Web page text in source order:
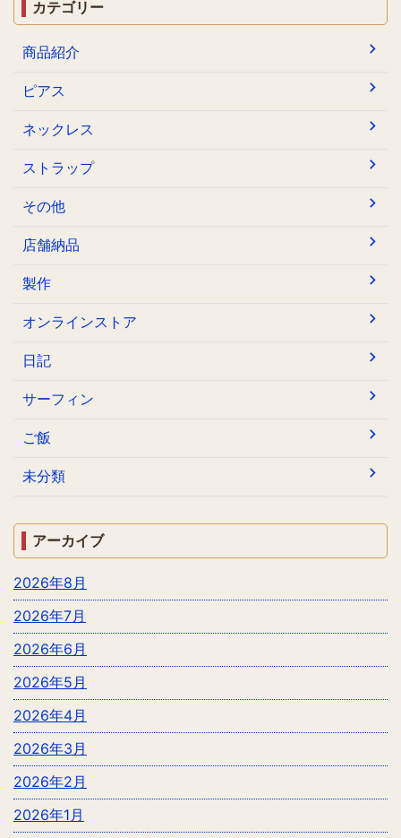
カテゴリー
商品紹介
ピアス
ネックレス
ストラップ
その他
店舗納品
製作
オンラインストア
日記
サーフィン
ご飯
未分類
アーカイブ
2026年8月
2026年7月
2026年6月
2026年5月
2026年4月
2026年3月
2026年2月
2026年1月